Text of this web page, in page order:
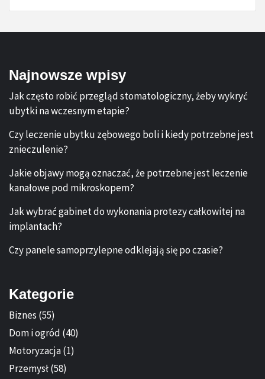
Najnowsze wpisy
Jak często robić przegląd stomatologiczny, żeby wykryć
ubytki na wczesnym etapie?
Czy leczenie ubytku zębowego boli i kiedy potrzebne jest
znieczulenie?
Jakie objawy mogą oznaczać, że potrzebne jest leczenie
kanałowe pod mikroskopem?
Jak wybrać gabinet do wykonania protezy całkowitej na
implantach?
Czy panele samoprzylepne odklejają się po czasie?
Kategorie
Biznes (55)
Dom i ogród (40)
Motoryzacja(1)
Przemysł(58)